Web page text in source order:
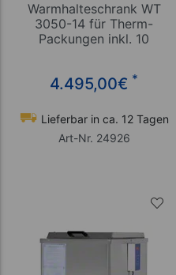
Warmhalteschrank WT
3050-14 für Therm-
Packungen inkl. 10
4.495,00€ *
Lieferbar in ca. 12 Tagen
Art-Nr. 24926